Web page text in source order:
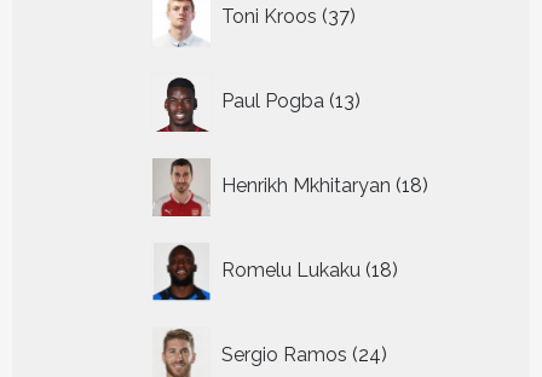
Toni Kroos 37
producten
Paul Pogba 13
producten
Henrikh Mkhitaryan 18
producten
Romelu Lukaku 18
producten
Sergio Ramos 24
producten